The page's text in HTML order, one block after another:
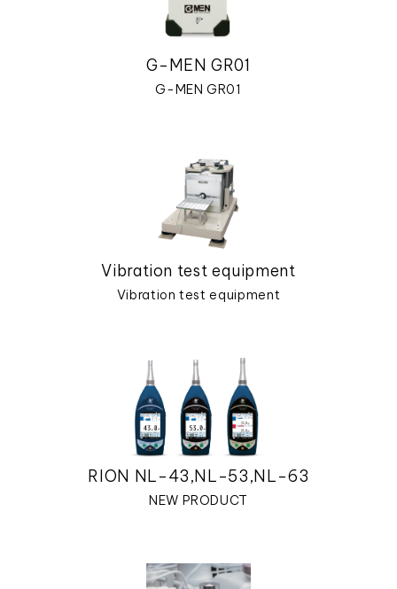
G-MEN GR01
G-MEN GR01
Vibration test equipment
Vibration test equipment
RION NL-43,NL-53,NL-63
NEW PRODUCT